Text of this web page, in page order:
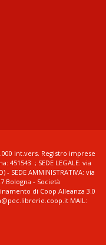
int.vers. Registro imprese
451543 ; SEDE LEGALE: via
SEDE AMMINISTRATIVA: via
Bologna - Società
di Coop Alleanza 3.0
MAIL: